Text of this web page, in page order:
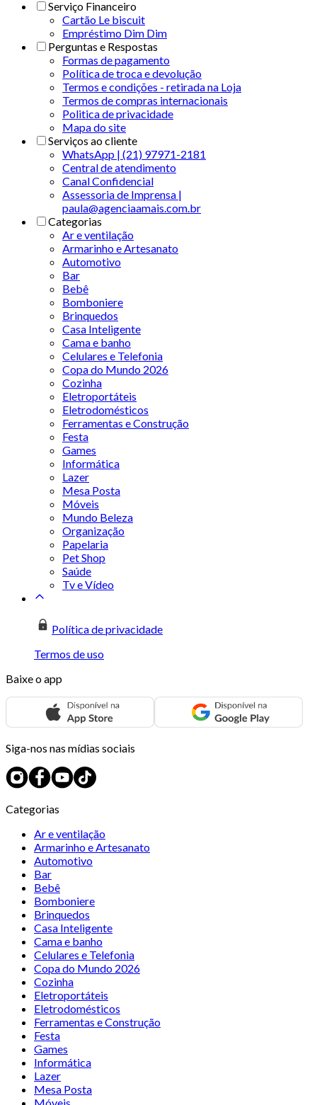
Serviço Financeiro
Cartão Le biscuit
Empréstimo Dim Dim
Perguntas e Respostas
Formas de pagamento
Política de troca e devolução
Termos e condições - retirada na Loja
Termos de compras internacionais
Politica de privacidade
Mapa do site
Serviços ao cliente
WhatsApp | (21) 97971-2181
Central de atendimento
Canal Confidencial
Assessoria de Imprensa |
paula@agenciaamais.com.br
Categorias
Ar e ventilação
Armarinho e Artesanato
Automotivo
Bar
Bebê
Bomboniere
Brinquedos
Casa Inteligente
Cama e banho
Celulares e Telefonia
Copa do Mundo 2026
Cozinha
Eletroportáteis
Eletrodomésticos
Ferramentas e Construção
Festa
Games
Informática
Lazer
Mesa Posta
Móveis
Mundo Beleza
Organização
Papelaria
Pet Shop
Saúde
Tv e Vídeo
Política de privacidade
Termos de uso
Baixe o app
Siga-nos nas mídias sociais
Categorias
Ar e ventilação
Armarinho e Artesanato
Automotivo
Bar
Bebê
Bomboniere
Brinquedos
Casa Inteligente
Cama e banho
Celulares e Telefonia
Copa do Mundo 2026
Cozinha
Eletroportáteis
Eletrodomésticos
Ferramentas e Construção
Festa
Games
Informática
Lazer
Mesa Posta